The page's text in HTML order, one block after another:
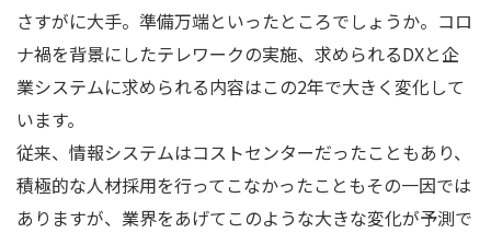
さすがに大手。準備万端といったところでしょうか。コロ
ナ禍を背景にしたテレワークの実施、求められるDXと企
業システムに求められる内容はこの2年で大きく変化して
います。
従来、情報システムはコストセンターだったこともあり、
積極的な人材採用を行ってこなかったこともその一因では
ありますが、業界をあげてこのような大きな変化が予測で